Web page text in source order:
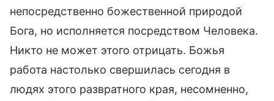
непосредственно божественной природой
Бога, но исполняется посредством Человека.
Никто не может этого отрицать. Божья
работа настолько свершилась сегодня в
людях этого развратного края, несомненно,